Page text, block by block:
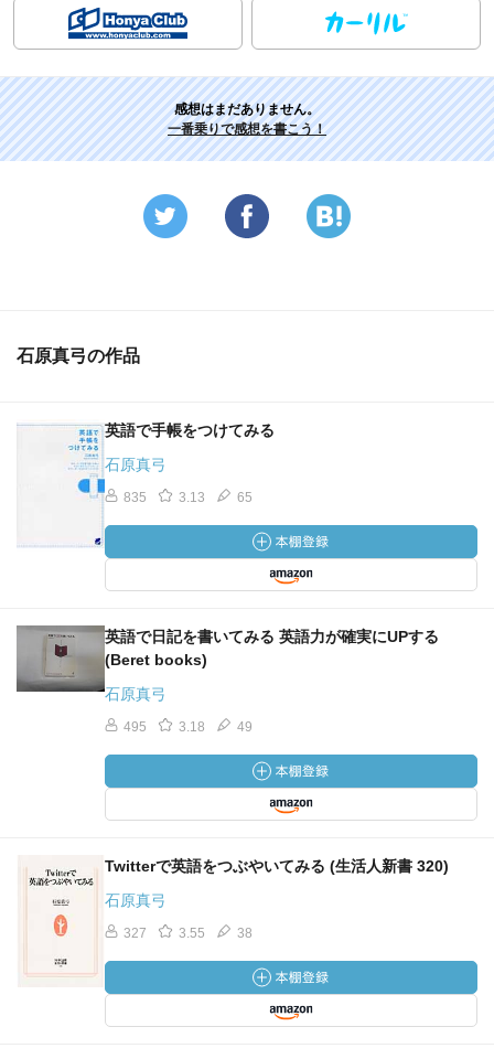
感想はまだありません。
一番乗りで感想を書こう！
石原真弓の作品
英語で手帳をつけてみる
石原真弓
835 3.13 65
英語で日記を書いてみる 英語力が確実にUPする
(Beret books)
石原真弓
495 3.18 49
Twitterで英語をつぶやいてみる (生活人新書 320)
石原真弓
327 3.55 38